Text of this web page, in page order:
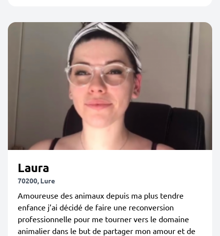
Laura
70200, Lure
Amoureuse des animaux depuis ma plus tendre
enfance j’ai décidé de faire une reconversion
professionnelle pour me tourner vers le domaine
animalier dans le but de partager mon amour et de